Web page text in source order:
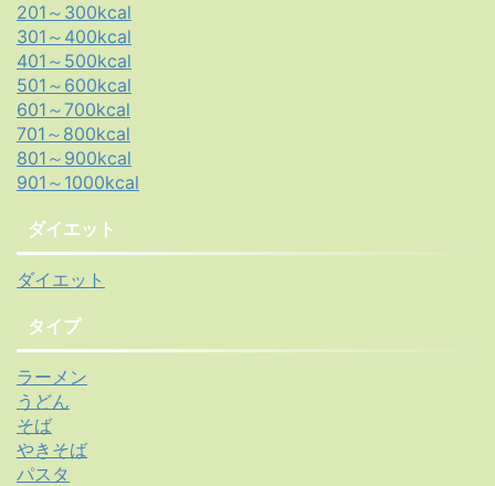
201～300kcal
301～400kcal
401～500kcal
501～600kcal
601～700kcal
701～800kcal
801～900kcal
901～1000kcal
ダイエット
ダイエット
タイプ
ラーメン
うどん
そば
やきそば
パスタ